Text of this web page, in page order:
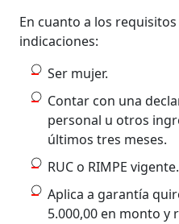
En cuanto a los
indicaciones:
Ser mujer.
Contar con una
personal u otros
últimos tres meses.
RUC o RIMPE vigente.
Aplica a garantía
5.000,00 en monto y